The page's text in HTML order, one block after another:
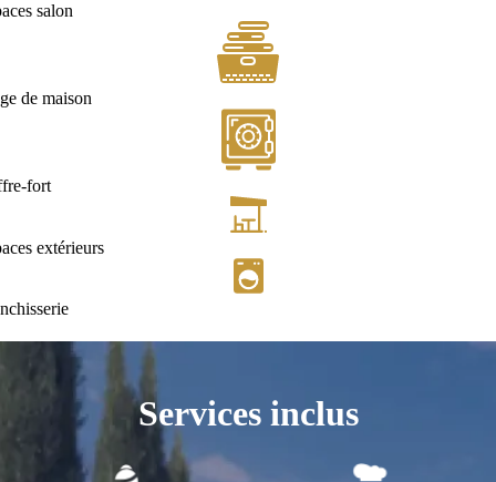
salon
de maison
fort
extérieurs
Services inclus